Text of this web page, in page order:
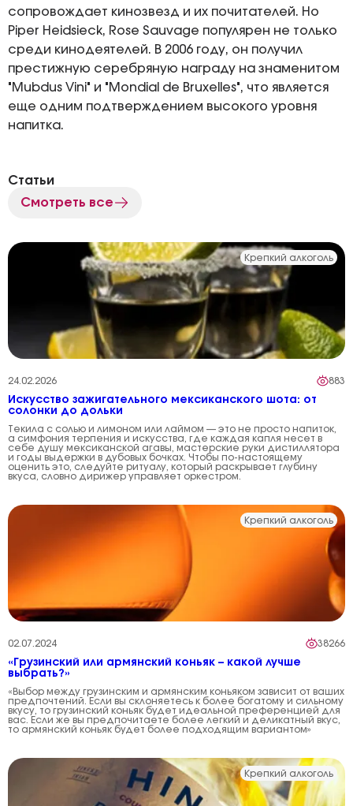
сопровождает кинозвезд и их почитателей. Но
Piper Heidsieck, Rose Sauvage популярен не только
среди кинодеятелей. В 2006 году, он получил
престижную серебряную награду на знаменитом
"Mubdus Vini" и "Mondial de Bruxelles", что является
еще одним подтверждением высокого уровня
напитка.
Статьи
Смотреть все
Крепкий алкоголь
24.02.2026 883
Искусство зажигательного мексиканского шота: от
солонки до дольки
Текила с солью и лимоном или лаймом — это не просто напиток,
а симфония терпения и искусства, где каждая капля несет в
себе душу мексиканской агавы, мастерские руки дистиллятора
и годы выдержки в дубовых бочках. Чтобы по-настоящему
оценить это, следуйте ритуалу, который раскрывает глубину
вкуса, словно дирижер управляет оркестром.
Крепкий алкоголь
02.07.2024 38266
«Грузинский или армянский коньяк – какой лучше
выбрать?»
«Выбор между грузинским и армянским коньяком зависит от ваших
предпочтений. Если вы склоняетесь к более богатому и сильному
вкусу, то грузинский коньяк будет идеальной преференцией для
вас. Если же вы предпочитаете более легкий и деликатный вкус,
то армянский коньяк будет более подходящим вариантом»
Крепкий алкоголь